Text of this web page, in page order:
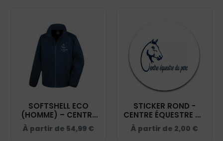
SOFTSHELL ECO
(HOMME) – CENTRE
ÉQUESTRE DU PARC -
NAVY - RS231
À partir de 54,99 €
STICKER ROND -
CENTRE ÉQUESTRE DU
PARC - STI001
À partir de 2,00 €